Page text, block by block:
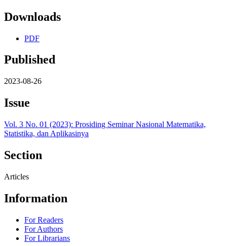
Downloads
PDF
Published
2023-08-26
Issue
Vol. 3 No. 01 (2023): Prosiding Seminar Nasional Matematika,
Statistika, dan Aplikasinya
Section
Articles
Information
For Readers
For Authors
For Librarians